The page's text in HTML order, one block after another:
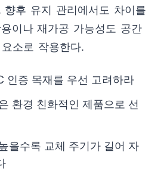
향후 유지 관리에서도 차이를
이나 재가공 가능성도 공간
소로 작용한다.
인증 목재를 우선 고려하라
환경 친화적인 제품으로 선
을수록 교체 주기가 길어 자